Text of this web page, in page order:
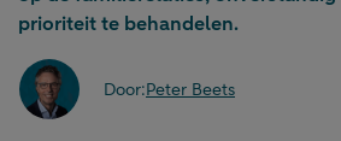
prioriteit te behandelen.
Door:Peter Beets